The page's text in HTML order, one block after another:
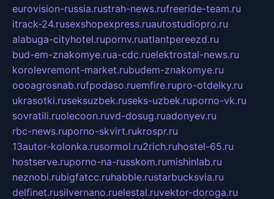
eurovision-russia.rustrah-news.rufreeride-team.ru
itrack-24.rusexshopexpress.ruautostudiopro.ru
alabuga-cityhotel.rupornv.ruatlantpereezd.ru
bud-em-znakomye.rua-cdc.ruelektrostal-news.ru
korolevremont-market.rubudem-znakomye.ru
oooagrosnab.rufpodaso.ruemfire.rupro-otdelky.ru
ukrasotki.ruseksuzbek.ruseks-uzbek.ruporno-vk.ru
sovratili.ruolecoon.ruvd-dosug.ruadonyev.ru
rbc-news.ruporno-skvirt.rukrospr.ru
13autor-kolonka.rusormol.ru2rich.ruhostel-65.ru
hostserve.ruporno-na-russkom.rumishinlab.ru
neznobi.rubigfatcc.ruhabble.rustarbucksvia.ru
delfinet.rusilvernano.ruelestal.ruvektor-doroga.ru